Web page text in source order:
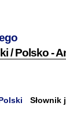
/ Polsko -
Słownik